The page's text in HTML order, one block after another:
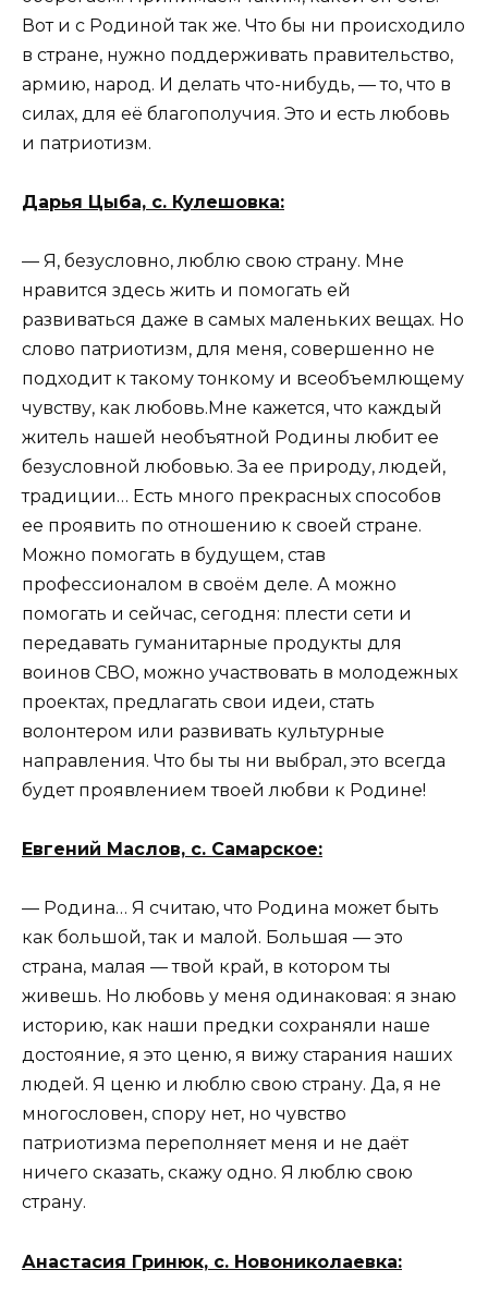
Вот и с Родиной так же. Что бы ни происходило
в стране, нужно поддерживать правительство,
армию, народ. И делать что-нибудь, — то, что в
силах, для её благополучия. Это и есть любовь
и патриотизм.
Дарья Цыба, с. Кулешовка:
— Я, безусловно, люблю свою страну. Мне
нравится здесь жить и помогать ей
развиваться даже в самых маленьких вещах. Но
слово патриотизм, для меня, совершенно не
подходит к такому тонкому и всеобъемлющему
чувству, как любовь.Мне кажется, что каждый
житель нашей необъятной Родины любит ее
безусловной любовью. За ее природу, людей,
традиции… Есть много прекрасных способов
ее проявить по отношению к своей стране.
Можно помогать в будущем, став
профессионалом в своём деле. А можно
помогать и сейчас, сегодня: плести сети и
передавать гуманитарные продукты для
воинов СВО, можно участвовать в молодежных
проектах, предлагать свои идеи, стать
волонтером или развивать культурные
направления. Что бы ты ни выбрал, это всегда
будет проявлением твоей любви к Родине!
Евгений Маслов, с. Самарское:
— Родина… Я считаю, что Родина может быть
как большой, так и малой. Большая — это
страна, малая — твой край, в котором ты
живешь. Но любовь у меня одинаковая: я знаю
историю, как наши предки сохраняли наше
достояние, я это ценю, я вижу старания наших
людей. Я ценю и люблю свою страну. Да, я не
многословен, спору нет, но чувство
патриотизма переполняет меня и не даёт
ничего сказать, скажу одно. Я люблю свою
страну.
Анастасия Гринюк, с. Новониколаевка: